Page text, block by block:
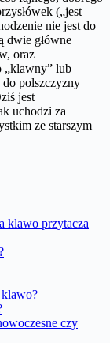
(„jest
nie jest do
dwie główne
oraz
„klawny” lub
do polszczyzny
jest
uchodzi za
ze starszym
klawo przytacza
klawo?
czy